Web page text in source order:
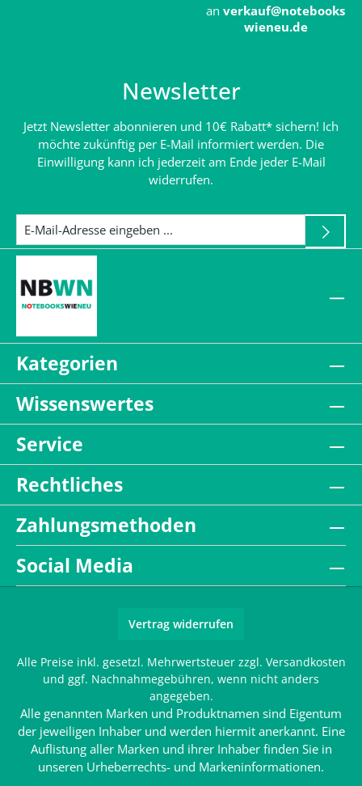
an verkauf@notebooks
wieneu.de
Newsletter
Jetzt Newsletter abonnieren und 10€ Rabatt* sichern! Ich
möchte zukünftig per E-Mail informiert werden. Die
Einwilligung kann ich jederzeit am Ende jeder E-Mail
widerrufen.
Kategorien
Wissenswertes
Service
Rechtliches
Zahlungsmethoden
Social Media
Vertrag widerrufen
Alle Preise inkl. gesetzl. Mehrwertsteuer zzgl. Versandkosten
und ggf. Nachnahmegebühren, wenn nicht anders
angegeben.
Alle genannten Marken und Produktnamen sind Eigentum
der jeweiligen Inhaber und werden hiermit anerkannt. Eine
Auflistung aller Marken und ihrer Inhaber finden Sie in
unseren Urheberrechts- und Markeninformationen.